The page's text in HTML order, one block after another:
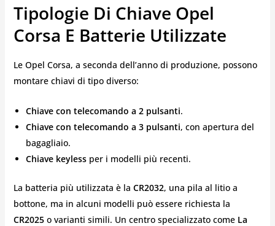
Tipologie Di Chiave Opel
Corsa E Batterie Utilizzate
Le Opel Corsa, a seconda dell’anno di produzione, possono
montare chiavi di tipo diverso:
Chiave con telecomando a 2 pulsanti.
Chiave con telecomando a 3 pulsanti, con apertura del
bagagliaio.
Chiave keylessper i modelli più recenti.
La batteria più utilizzata è la CR2032, una pila al litio a
bottone, ma in alcuni modelli può essere richiesta la
CR2025o varianti simili. Un centro specializzato come La